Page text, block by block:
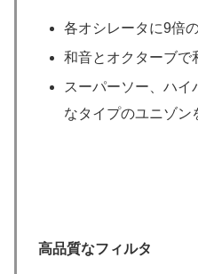
各オシレータに9倍
和音とオクターブで
スーパーソー、ハイ
なタイプのユニゾン
高品質なフィルタ